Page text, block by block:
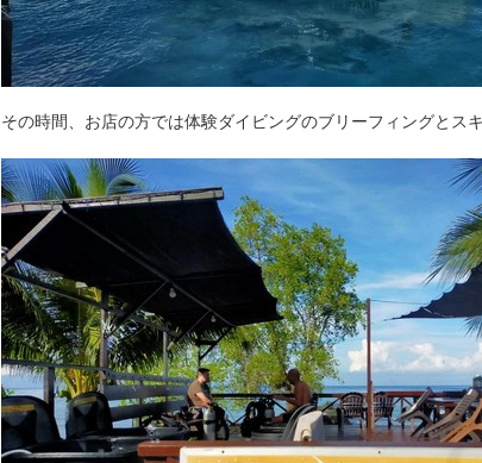
その時間、お店の方では体験ダイビングのブリーフィングとス